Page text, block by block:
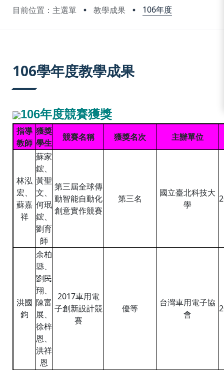
目前位置：主選單 教學成果 106年度
106學年度教學成果
106年度競賽獲獎
指導
教師
獲獎
學生
競賽名稱 獲獎名次 主辦單位
林泓
宏、
蘇嘉
祥
蘇家
鋐、
黃聖
文、
何珉
鋐、
劉育
師
第三屆全球傳
動智能自動化
創意實作競賽
第三名
國立臺北科技大
學
洪國
鈞
余柏
縣、
劉民
翔、
陳富
展、
徐梓
恩、
洪祥
恩
2017車用電
子創新設計競
賽
優等
台灣車用電子協
會